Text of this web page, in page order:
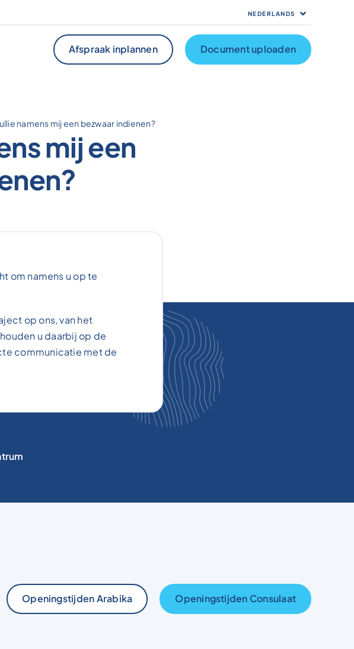
NEDERLANDS
Afspraak inplannen Document uploaden
namens mij een bezwaar indienen?
mij een
om namens u op te
op ons, van het
u daarbij op de
communicatie met de
Openingstijden Arabika Openingstijden Consulaat